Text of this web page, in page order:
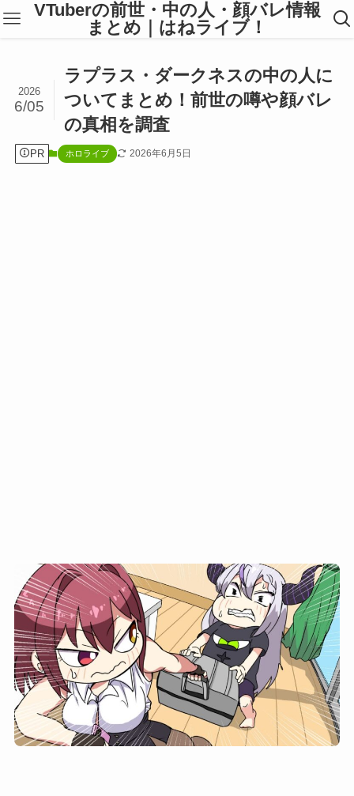
VTuberの前世・中の人・顔バレ情報
まとめ｜はねライブ！
ラプラス・ダークネスの中の人に
ついてまとめ！前世の噂や顔バレ
の真相を調査
2026
6/05
PR ホロライブ 2026年6月5日